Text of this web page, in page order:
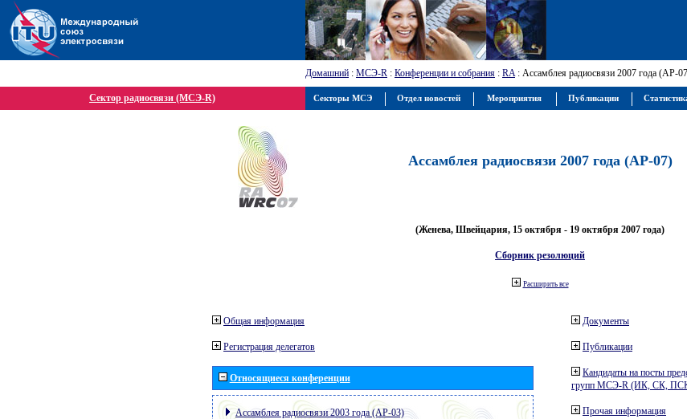
Домашний : МСЭ-R : Конференции и собрания : RA: Ассамблея радиосвязи 2007 года (АР-
Сектор радиосвязи (МСЭ-R)
Ассамблея радиосвязи 2007 года (АР-07)
(Женева, Швейцария, 15 октября - 19 октября 2007 года)
Сборник резолюций
Расширить все
Общая информация
Регистрация делегатов
Относящиеся конференции
Ассамблея радиосвязи 2003 года (АР-03)
Документы
Публикации
Кандидаты на посты
групп МСЭ-R (ИК, СК,
Прочая информация
Секторы МСЭ Отдел новостей Мероприятия Публикации